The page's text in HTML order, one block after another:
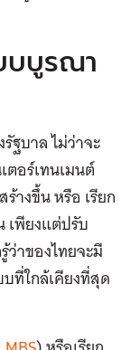
บบูรณา
บาล ไม่ว่าจะ
ตอร์เทนเมนต์
างขึ้น หรือ เรียก
เพียงแต่ปรับ
าของไทยจะมี
ที่ใกล้เคียงที่สุด